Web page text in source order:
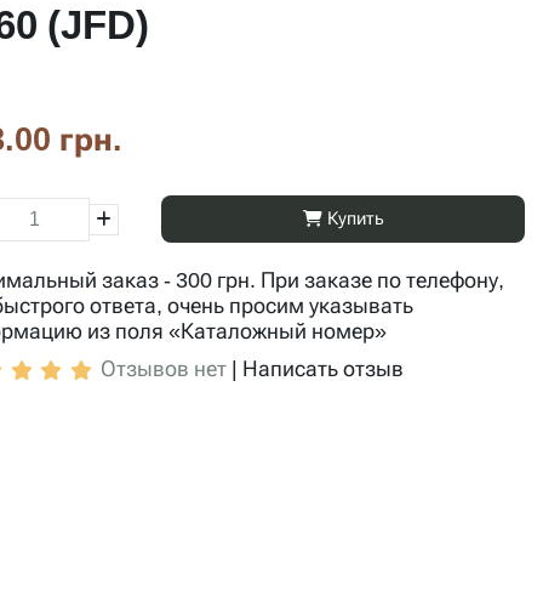
(JFD)
грн.
Купить
заказ - 300 грн. При заказе по телефону,
ответа, очень просим указывать
из поля «Каталожный номер»
Отзывов нет | Написать отзыв